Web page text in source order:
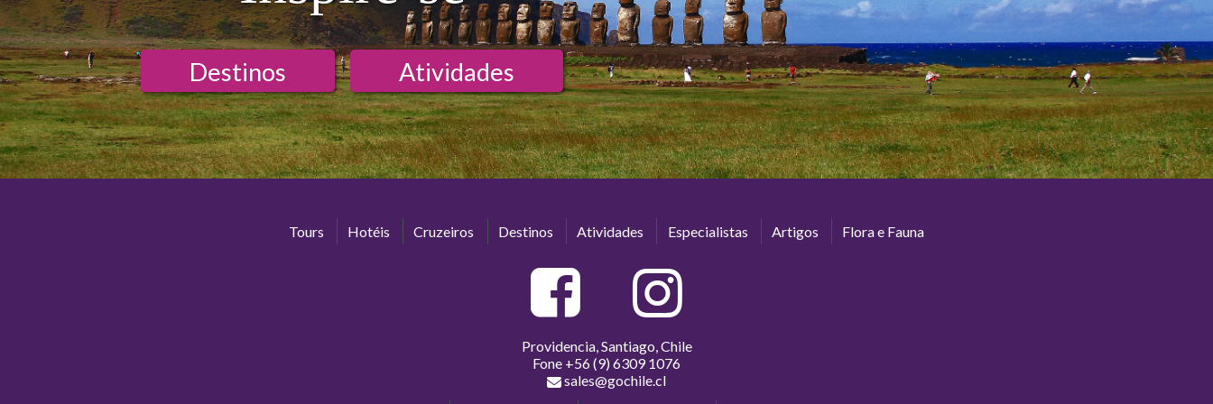
Destinos Atividades
Tours Hotéis Cruzeiros Destinos Atividades Especialistas Artigos Flora e Fauna
Providencia, Santiago, Chile
Fone +56 (9) 6309 1076
sales@gochile.cl